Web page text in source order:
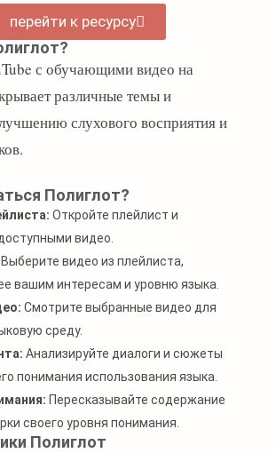
перейти к ресурсу
с обучающими видео на
различные темы и
слухового восприятия и
Полиглот?
Откройте плейлист и
видео.
Выберите видео из плейлиста,
вашим интересам и уровню языка.
Смотрите выбранные видео для
среду.
Анализируйте диалоги и сюжеты
понимания использования языка.
Пересказывайте содержание
своего уровня понимания.
Полиглот